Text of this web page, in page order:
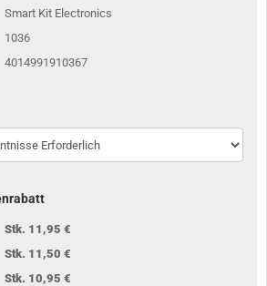
Smart Kit Electronics
1036
4014991910367
Stk. 11,95 €
Stk. 11,50 €
Stk. 10,95 €